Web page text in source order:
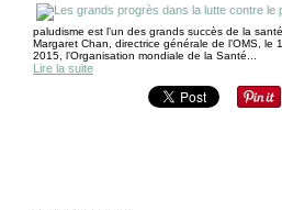
paludisme est l’un des grands succès de la
Margaret Chan, directrice générale de l’OMS,
2015, l’Organisation mondiale de la Santé...
Lire la suite